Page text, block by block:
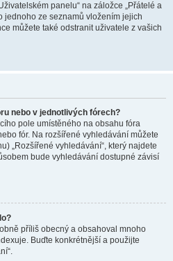
panelu“ na záložce „Přátelé a
jednoho ze seznamů vložením jejich
můžete také odstranit uživatele z vašich
nebo v jednotlivých fórech?
pole umístěného na obsahu fóra
fór. Na rozšířené vyhledávání můžete
„Rozšířené vyhledávání“, který najdete
bude vyhledávání dostupné závisí
příliš obecný a obsahoval mnoho
Buďte konkrétnější a použijte